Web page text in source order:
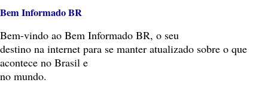
Bem Informado BR
Bem-vindo ao Bem Informado BR, o seu
destino na internet para se manter atualizado sobre o que
acontece no Brasil e
no mundo.